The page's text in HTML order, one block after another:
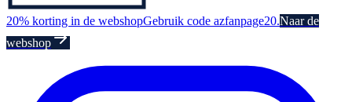
20% korting in de webshopGebruik code azfanpage20.Naar de
webshop